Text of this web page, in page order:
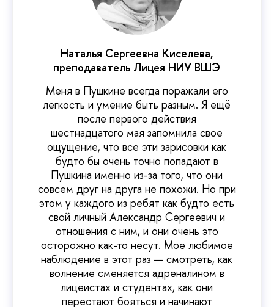
Наталья Сергеевна Киселева,
преподаватель Лицея НИУ ВШЭ
Меня в Пушкине всегда поражали его
легкость и умение быть разным. Я ещё
после первого действия
шестнадцатого мая запомнила свое
ощущение, что все эти зарисовки как
будто бы очень точно попадают в
Пушкина именно из-за того, что они
совсем друг на друга не похожи. Но при
этом у каждого из ребят как будто есть
свой личный Александр Сергеевич и
отношения с ним, и они очень это
осторожно как-то несут. Мое любимое
наблюдение в этот раз — смотреть, как
волнение сменяется адреналином в
лицеистах и студентах, как они
перестают бояться и начинают